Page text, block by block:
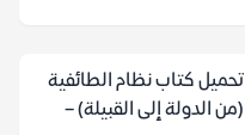
تحميل كتاب نظام الطائفية
(من الدولة إلى القبيلة) –